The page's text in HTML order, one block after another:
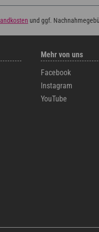
und ggf.
Mehr von uns
Facebook
Instagram
YouTube